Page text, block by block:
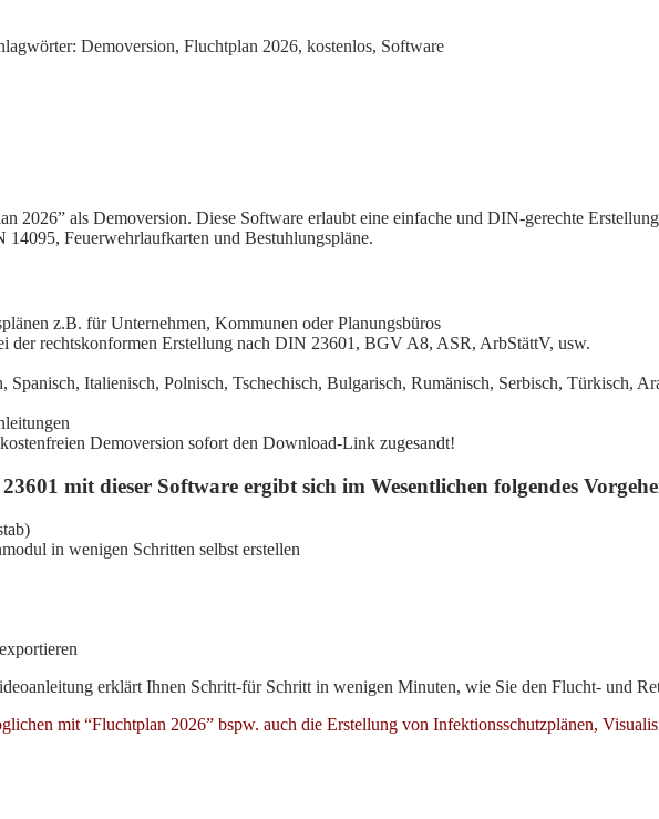
Demoversion, Fluchtplan 2026, kostenlos, Software
2026” als Demoversion. Diese Software erlaubt eine einfache und DIN-gerechte
Feuerwehrlaufkarten und Bestuhlungspläne.
z.B. für Unternehmen, Kommunen oder Planungsbüros
der rechtskonformen Erstellung nach DIN 23601, BGV A8, ASR, ArbStättV, usw.
Italienisch, Polnisch, Tschechisch, Bulgarisch, Rumänisch, Serbisch, Türkisch,
Demoversion sofort den Download-Link zugesandt!
mit dieser Software ergibt sich im Wesentlichen folgendes
in wenigen Schritten selbst erstellen
erklärt Ihnen Schritt-für Schritt in wenigen Minuten, wie Sie den Flucht- und
mit “Fluchtplan 2026” bspw. auch die Erstellung von Infektionsschutzplänen,